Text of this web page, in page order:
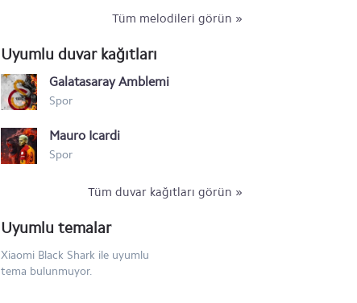
Tüm melodileri görün »
Uyumlu duvar kağıtları
Galatasaray Amblemi
Spor
Mauro Icardi
Spor
Tüm duvar kağıtları görün »
Uyumlu temalar
Xiaomi Black Shark ile uyumlu
tema bulunmuyor.